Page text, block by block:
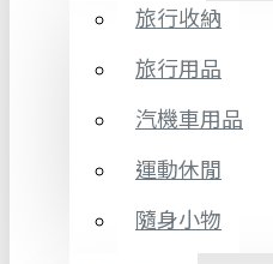
旅行收納
旅行用品
汽機車用品
運動休閒
隨身小物